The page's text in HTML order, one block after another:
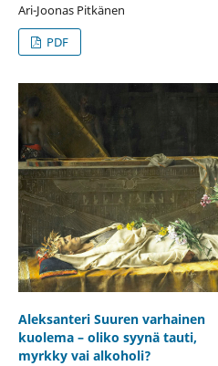
Ari-Joonas Pitkänen
PDF
Aleksanteri Suuren varhainen
kuolema – oliko syynä tauti,
myrkky vai alkoholi?